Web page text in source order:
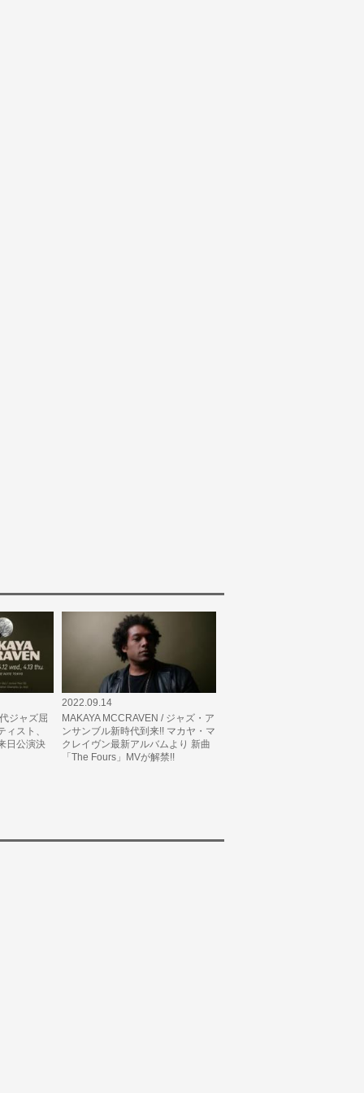
ジャズ屈
スト、
日公演決
2022.09.14
MAKAYA MCCRAVEN / ジャズ・ア
ンサンブル新時代到来!! マカヤ・マ
クレイヴン最新アルバムより 新曲
「The Fours」MVが解禁!!